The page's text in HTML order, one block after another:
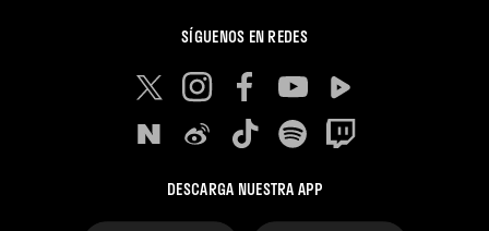
SÍGUENOS EN REDES
DESCARGA NUESTRA APP